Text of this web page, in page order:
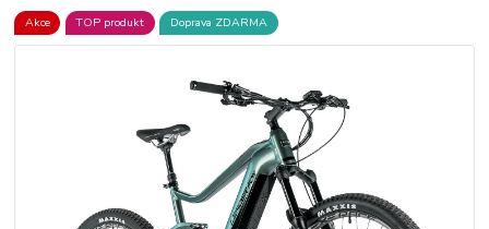
Akce TOP produkt Doprava ZDARMA